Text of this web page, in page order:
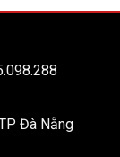
Đà Nẵng